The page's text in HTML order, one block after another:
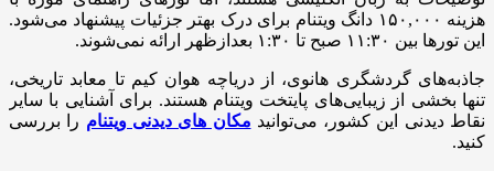
هزینه ۱۵۰,۰۰۰ دانگ ویتنام برای درک بهتر جزئیات پیشنهاد می‌شود.
این تورها بین ۱۱:۳۰ صبح تا ۱:۳۰ بعدازظهر ارائه نمی‌شوند.
جاذبه‌های گردشگری هانوی، از دریاچه هوان کیم تا معابد تاریخی،
تنها بخشی از زیبایی‌های پایتخت ویتنام هستند. برای آشنایی با سایر
نقاط دیدنی این کشور، می‌توانید مکان‌ های دیدنی ویتنام را بررسی
کنید.